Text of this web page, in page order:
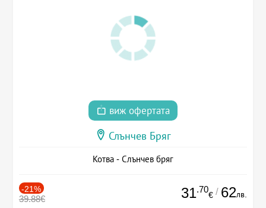
виж офертата
Слънчев Бряг
Котва - Слънчев бряг
-21%
39.88€ 31.70
€ / 62лв.